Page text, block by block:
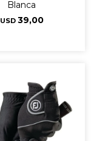
Blanca
USD 39,00